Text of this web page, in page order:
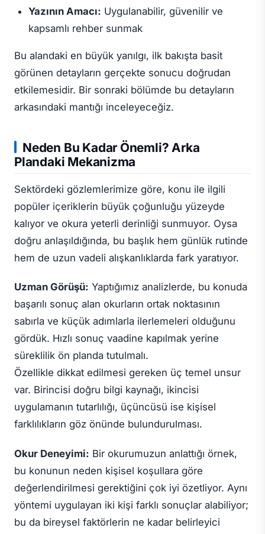
Yazının Amacı: Uygulanabilir, güvenilir ve
kapsamlı rehber sunmak
Bu alandaki en büyük yanılgı, ilk bakışta basit
görünen detayların gerçekte sonucu doğrudan
etkilemesidir. Bir sonraki bölümde bu detayların
arkasındaki mantığı inceleyeceğiz.
Neden Bu Kadar Önemli? Arka
Plandaki Mekanizma
Sektördeki gözlemlerimize göre, konu ile ilgili
popüler içeriklerin büyük çoğunluğu yüzeyde
kalıyor ve okura yeterli derinliği sunmuyor. Oysa
doğru anlaşıldığında, bu başlık hem günlük rutinde
hem de uzun vadeli alışkanlıklarda fark yaratıyor.
Uzman Görüşü: Yaptığımız analizlerde, bu konuda
başarılı sonuç alan okurların ortak noktasının
sabırla ve küçük adımlarla ilerlemeleri olduğunu
gördük. Hızlı sonuç vaadine kapılmak yerine
süreklilik ön planda tutulmalı.
Özellikle dikkat edilmesi gereken üç temel unsur
var. Birincisi doğru bilgi kaynağı, ikincisi
uygulamanın tutarlılığı, üçüncüsü ise kişisel
farklılıkların göz önünde bulundurulması.
Okur Deneyimi: Bir okurumuzun anlattığı örnek,
bu konunun neden kişisel koşullara göre
değerlendirilmesi gerektiğini çok iyi özetliyor. Aynı
yöntemi uygulayan iki kişi farklı sonuçlar alabiliyor;
bu da bireysel faktörlerin ne kadar belirleyici